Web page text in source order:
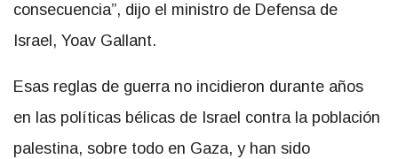
consecuencia”, dijo el ministro de Defensa de
Israel, Yoav Gallant.
Esas reglas de guerra no incidieron durante años
en las políticas bélicas de Israel contra la población
palestina, sobre todo en Gaza, y han sido